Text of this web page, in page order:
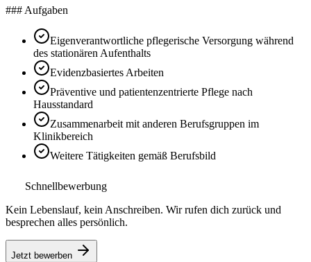
### Aufgaben
Eigenverantwortliche pflegerische Versorgung während
des stationären Aufenthalts
Evidenzbasiertes Arbeiten
Präventive und patientenzentrierte Pflege nach
Hausstandard
Zusammenarbeit mit anderen Berufsgruppen im
Klinikbereich
Weitere Tätigkeiten gemäß Berufsbild
Schnellbewerbung
Kein Lebenslauf, kein Anschreiben. Wir rufen dich zurück und
besprechen alles persönlich.
Jetzt bewerben